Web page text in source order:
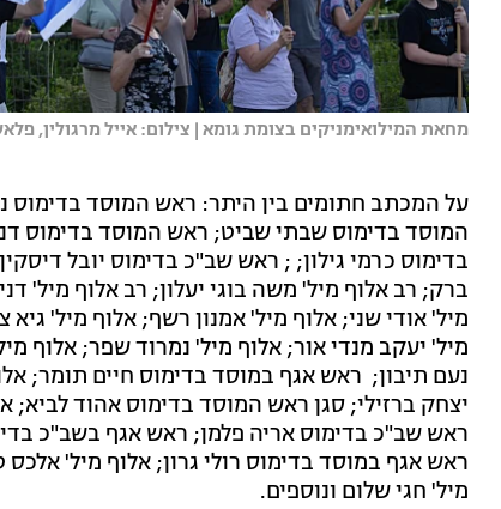
מחאת המילואימניקים בצומת גומא | צילום: אייל מרגולין, פלאש
על המכתב חתומים בין היתר: ראש המוסד בדימוס
המוסד בדימוס שבתי שביט; ראש המוסד בדימוס
בדימוס כרמי גילון; ; ראש שב"כ בדימוס יובל
ברק; רב אלוף מיל' משה בוגי יעלון; רב אלוף מיל'
מיל' אודי שני; אלוף מיל' אמנון רשף; אלוף מיל'
מיל' יעקב מנדי אור; אלוף מיל' נמרוד שפר; אלוף
נעם תיבון; ראש אגף במוסד בדימוס חיים תומר;
יצחק ברזילי; סגן ראש המוסד בדימוס אהוד לביא;
ראש שב"כ בדימוס אריה פלמן; ראש אגף בשב"כ
ראש אגף במוסד בדימוס רולי גרון; אלוף מיל'
מיל' חגי שלום ונוספים.